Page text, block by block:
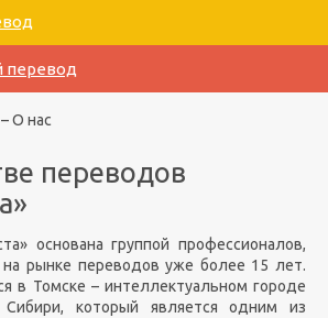
перевод
–О нас
переводов
основана группой профессионалов,
рынке переводов уже более 15 лет.
в Томске – интеллектуальном городе
который является одним из